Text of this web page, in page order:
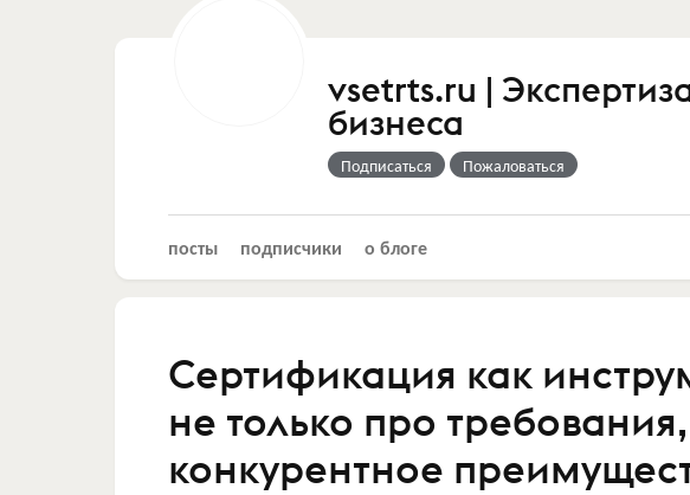
vsetrts.ru |
бизнеса
Подписаться Пожаловаться
посты подписчики о блоге
Сертификация как
не только про
конкурентное